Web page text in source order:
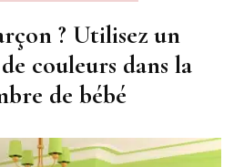
? Utilisez un
couleurs dans la
de bébé